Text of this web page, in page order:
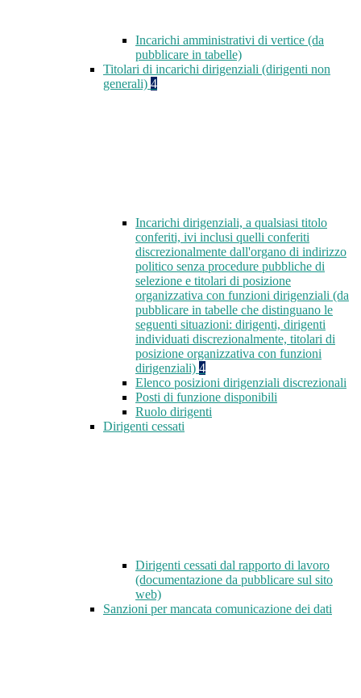
Incarichi amministrativi di vertice (da
pubblicare in tabelle)
Titolari di incarichi dirigenziali (dirigenti non
generali) 4
Incarichi dirigenziali, a qualsiasi titolo
conferiti, ivi inclusi quelli conferiti
discrezionalmente dall'organo di indirizzo
politico senza procedure pubbliche di
selezione e titolari di posizione
organizzativa con funzioni dirigenziali (da
pubblicare in tabelle che distinguano le
seguenti situazioni: dirigenti, dirigenti
individuati discrezionalmente, titolari di
posizione organizzativa con funzioni
dirigenziali) 4
Elenco posizioni dirigenziali discrezionali
Posti di funzione disponibili
Ruolo dirigenti
Dirigenti cessati
Dirigenti cessati dal rapporto di lavoro
(documentazione da pubblicare sul sito
web)
Sanzioni per mancata comunicazione dei dati